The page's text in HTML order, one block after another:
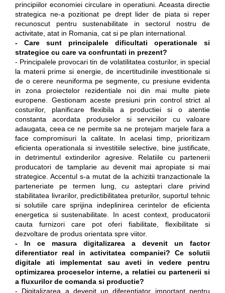
principiilor economiei circulare in operatiuni. Aceasta directie
strategica ne-a pozitionat pe drept lider de piata si reper
recunoscut pentru sustenabilitate in sectorul nostru de
activitate, atat in Romania, cat si pe plan international.
- Care sunt principalele dificultati operationale si
strategice cu care va confruntati in prezent?
- Principalele provocari tin de volatilitatea costurilor, in special
la materii prime si energie, de incertitudinile investitionale si
de o cerere neuniforma pe segmente, cu presiune evidenta
in zona proiectelor rezidentiale noi din mai multe piete
europene. Gestionam aceste presiuni prin control strict al
costurilor, planificare flexibila a productiei si o atentie
constanta acordata produselor si serviciilor cu valoare
adaugata, ceea ce ne permite sa ne protejam marjele fara a
face compromisuri la calitate. In acelasi timp, prioritizam
eficienta operationala si investitiile selective, bine justificate,
in detrimentul extinderilor agresive. Relatiile cu partenerii
producatori de tamplarie au devenit mai apropiate si mai
strategice. Accentul s-a mutat de la achizitii tranzactionale la
parteneriate pe termen lung, cu asteptari clare privind
stabilitatea livrarilor, predictibilitatea preturilor, suportul tehnic
si solutiile care sprijina indeplinirea cerintelor de eficienta
energetica si sustenabilitate. In acest context, producatorii
cauta furnizori care pot oferi fiabilitate, flexibilitate si
dezvoltare de produs orientata spre viitor.
- In ce masura digitalizarea a devenit un factor
diferentiator real in activitatea companiei? Ce solutii
digitale ati implementat sau aveti in vedere pentru
optimizarea proceselor interne, a relatiei cu partenerii si
a fluxurilor de comanda si productie?
- Digitalizarea a devenit un diferentiator important pentru